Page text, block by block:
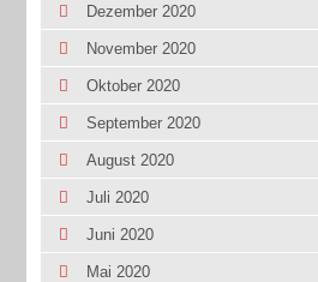
Dezember 2020
November 2020
Oktober 2020
September 2020
August 2020
Juli 2020
Juni 2020
Mai 2020